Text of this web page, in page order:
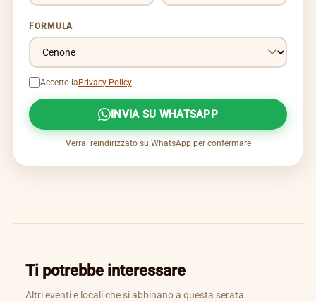
FORMULA
Accetto laPrivacy Policy
INVIA SU WHATSAPP
Verrai reindirizzato su WhatsApp per confermare
Ti potrebbe interessare
Altri eventi e locali che si abbinano a questa serata.